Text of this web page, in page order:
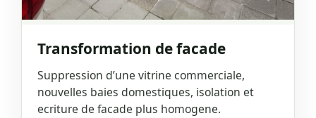
Transformation de facade
Suppression d’une vitrine commerciale,
nouvelles baies domestiques, isolation et
ecriture de facade plus homogene.